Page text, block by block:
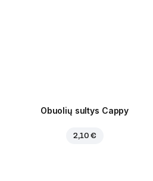
Obuolių sultys Cappy
2,10 €